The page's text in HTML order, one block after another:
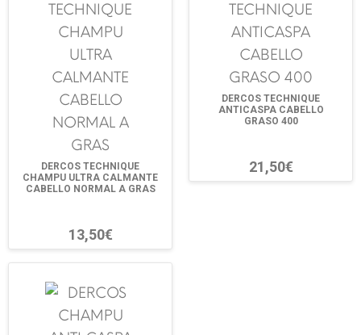
DERCOS TECHNIQUE
CHAMPU ULTRA CALMANTE
CABELLO NORMAL A GRAS
13,50€
DERCOS TECHNIQUE
ANTICASPA CABELLO
GRASO 400
21,50€